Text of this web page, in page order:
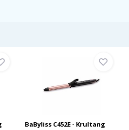
BaByliss C452E - Krultang